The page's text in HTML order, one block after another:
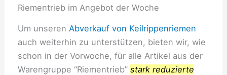
Riementrieb im Angebot der Woche
Um unseren Abverkauf von Keilrippenriemen
auch weiterhin zu unterstützen, bieten wir, wie
schon in der Vorwoche, für alle Artikel aus der
Warengruppe “Riementrieb”stark reduzierte